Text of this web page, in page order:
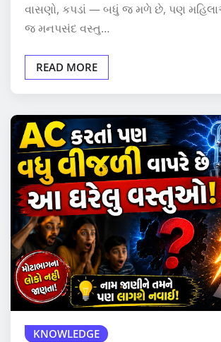
વાસણો, કપડાં — બધું જ મળે છે, પણ
જ મનપસંદ વસ્તુ…
READ MORE
KNOWLEDGE